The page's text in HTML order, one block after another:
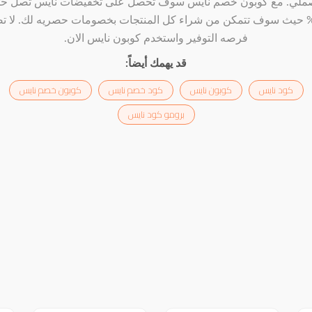
حيث سوف تتمكن من شراء كل المنتجات بخصومات حصريه لك. لا
فرصه التوفير واستخدم كوبون نايس الان.
قد يهمك أيضاً:
كود نايس كوبون نايس كود خصم نايس
كوبون خصم نايس
برومو كود نايس